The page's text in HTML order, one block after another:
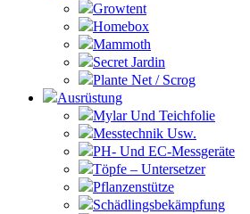
Growtent
Homebox
Mammoth
Secret Jardin
Plante Net / Scrog
Ausrüstung
Mylar Und Teichfolie
Messtechnik Usw.
PH- Und EC-Messgeräte
Töpfe – Untersetzer
Pflanzenstütze
Schädlingsbekämpfung